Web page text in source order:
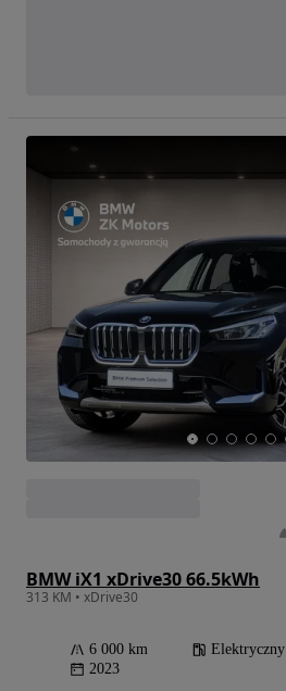
BMW iX1 xDrive30 66.5kWh
313 KM • xDrive30
6 000 km Elektryczny
2023